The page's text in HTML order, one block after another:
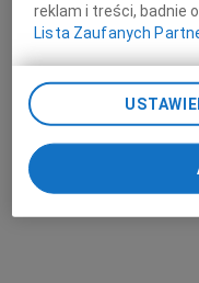
reklam i treści, badnie
Lista Zaufanych